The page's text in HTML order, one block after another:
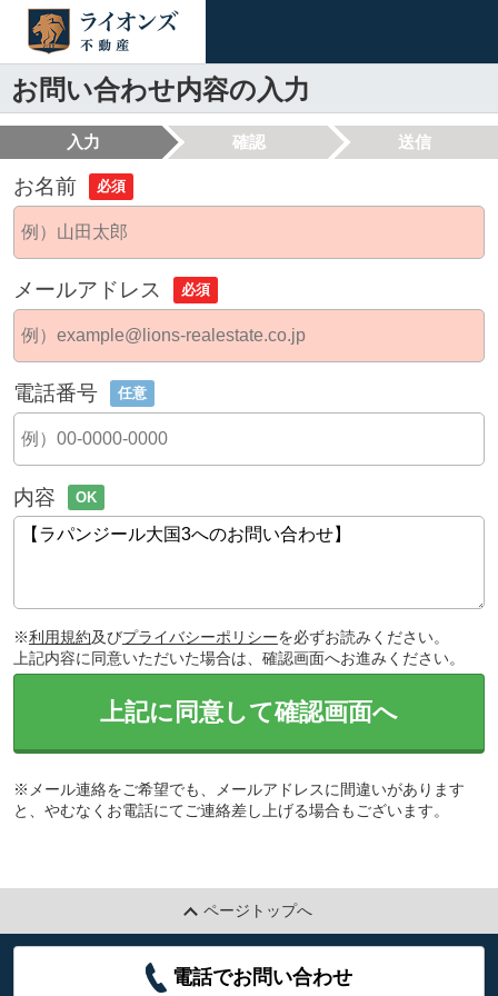
お問い合わせ内容の入力
入力 確認 送信
お名前 必須
メールアドレス 必須
電話番号 任意
内容 OK
※利用規約及びプライバシーポリシーを必ずお読みください。
上記内容に同意いただいた場合は、確認画面へお進みください。
上記に同意して確認画面へ
※メール連絡をご希望でも、メールアドレスに間違いがあります
と、やむなくお電話にてご連絡差し上げる場合もございます。
ページトップへ
電話でお問い合わせ